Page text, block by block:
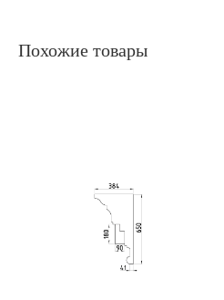
Похожие товары